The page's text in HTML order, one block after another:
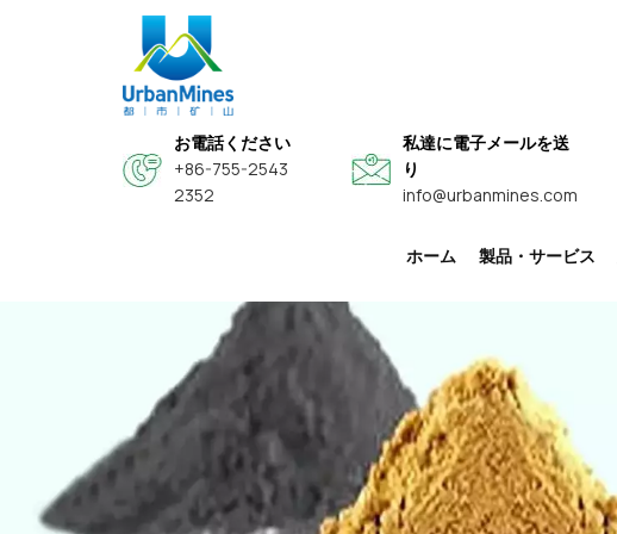
お電話ください
+86-755-2543
2352
私達に電子メールを送
り
info@urbanmines.com
ホーム 製品・サービス